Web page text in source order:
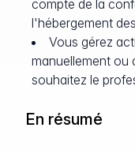
compte de la
l'hébergement
Vous gérez
manuellement ou
souhaitez le
En résumé